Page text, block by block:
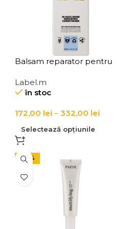
Balsam reparator pentru
tehnologie Bond Repair
Label.m M-Plex Bond
Label.m
în stoc
172,00 lei – 332,00 lei
Selectează opțiunile
-30%